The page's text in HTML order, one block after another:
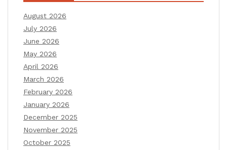
August 2026
July 2026
June 2026
May 2026
April 2026
March 2026
February 2026
January 2026
December 2025
November 2025
October 2025